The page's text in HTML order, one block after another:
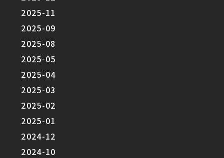
2025-11
2025-09
2025-08
2025-05
2025-04
2025-03
2025-02
2025-01
2024-12
2024-10